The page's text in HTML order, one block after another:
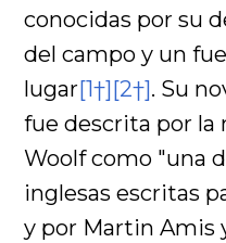
conocidas por su
del campo y un
lugar[1†][2†]. Su
fue descrita por la
Woolf como "una
inglesas escritas
y por Martin Amis